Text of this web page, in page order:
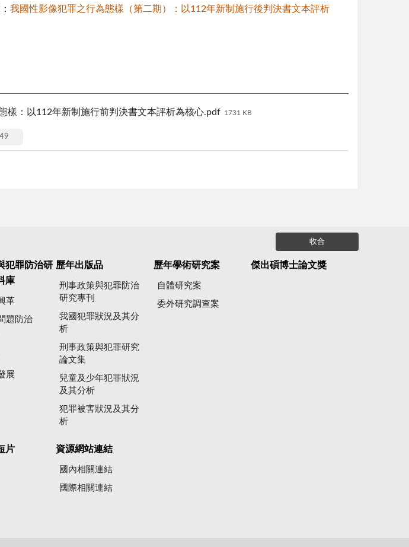
我國性影像犯罪之行為態樣（第二期）：以112年新制施行後判決書文本評析
樣：以112年新制施行前判決書文本評析為核心.pdf 1731 KB
收合
犯罪防治研
庫
革
題防治
展
歷年出版品
刑事政策與犯罪防治
研究專刊
我國犯罪狀況及其分
析
刑事政策與犯罪研究
論文集
兒童及少年犯罪狀況
及其分析
犯罪被害狀況及其分
析
歷年學術研究案
自體研究案
委外研究調查案
傑出碩博士論文獎
片 資源網站連結
國內相關連結
國際相關連結